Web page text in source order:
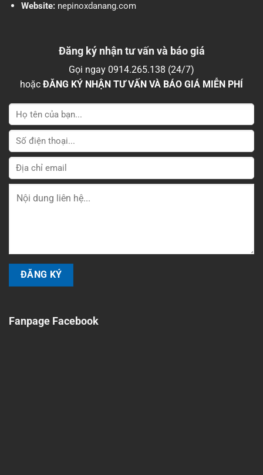
Website:nepinoxdanang.com
Đăng ký nhận tư vấn và báo giá
Gọi ngay 0914.265.138 (24/7)
hoặc ĐĂNG KÝ NHẬN TƯ VẤN VÀ BÁO GIÁ MIỄN PHÍ
Fanpage Facebook